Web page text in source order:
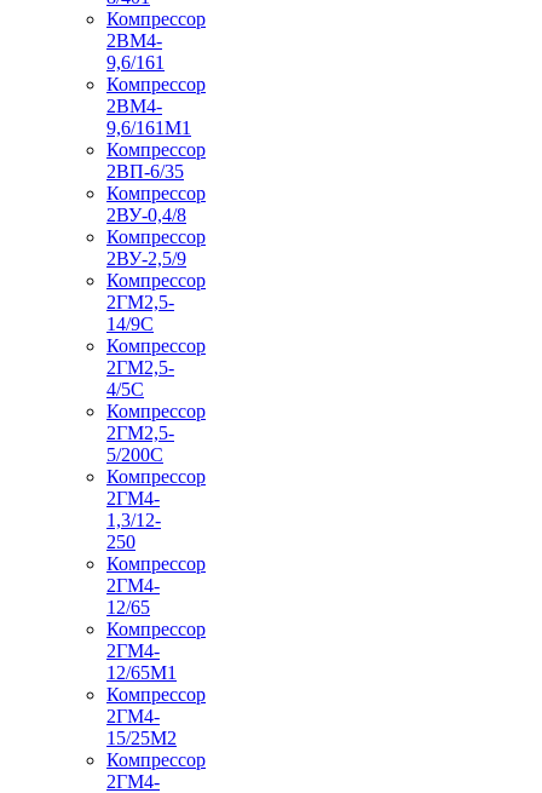
Компрессор
2ВМ4-
9,6/161
Компрессор
2ВМ4-
9,6/161М1
Компрессор
2ВП-6/35
Компрессор
2ВУ-0,4/8
Компрессор
2ВУ-2,5/9
Компрессор
2ГМ2,5-
14/9С
Компрессор
2ГМ2,5-
4/5С
Компрессор
2ГМ2,5-
5/200С
Компрессор
2ГМ4-
1,3/12-
250
Компрессор
2ГМ4-
12/65
Компрессор
2ГМ4-
12/65М1
Компрессор
2ГМ4-
15/25М2
Компрессор
2ГМ4-